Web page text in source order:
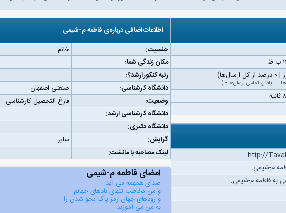
— یافتن تمامی ارسال‌ها -
)
http://
م-شیمی.
به فاطمه م-شیمی.
اطلاعات اضافی درباره‌ی فاطمه م-شیمی
جنسیت:
خانم
مکان زندگی شما:
رتبه کنکور ارشد؟:
دانشگاه کارشناسی:
صنعتی اصفهان
وضعیت:
فارغ التحصیل کارشناسی
دانشگاه کارشناسی ارشد:
دانشگاه دکتری:
گرایش:
سایر
لینک مصاحبه با مانشت:
امضای فاطمه م-شیمی
صدای همهمه می آید.
و من مخاطب تنهای بادهای جهانم.
و رودهای جهان رمز پاک محو شدن را
به من می آموزند.